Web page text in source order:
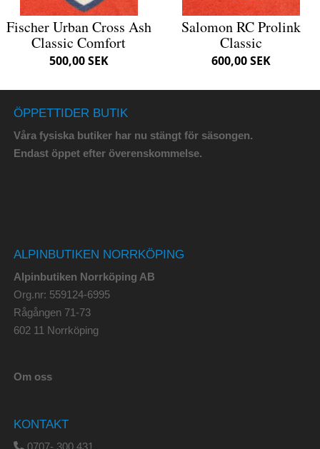
Fischer Urban Cross Ash
Classic Comfort
500,00 SEK
Salomon RC Prolink
Classic
600,00 SEK
ÖPPETTIDER BUTIK
Våra fysiska butiker har nu stängt för säsongen.
Endast öppet efter överenskommelse.
ALPINBUTIKEN NORRKÖPING
Alpinbutiken Norrköping AB
Org.nr: 559124-6995
Rågången 71-73
602 11 Norrköping
Om oss
KONTAKT